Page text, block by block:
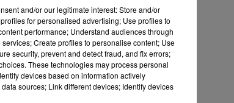
and/or our legitimate interest: Store and/or
for personalised advertising; Use profiles to
performance; Understand audiences through
Create profiles to personalise content; Use
security, prevent and detect fraud, and fix errors;
These technologies may process personal
devices based on information actively
sources; Link different devices; Identify devices